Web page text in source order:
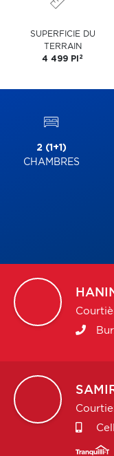
SUPERFICIE DU
TERRAIN
4 499 PI 2
2 (1+1)
CHAMBRES